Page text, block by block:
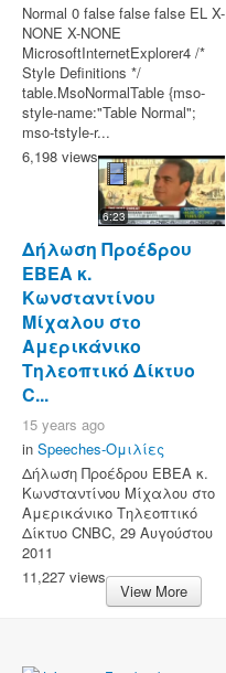
Normal 0 false false false EL X-
NONE X-NONE
MicrosoftInternetExplorer4 /*
Style Definitions */
table.MsoNormalTable {mso-
style-name:"Table Normal";
mso-tstyle-r...
6,198 views
6:23
Δήλωση Προέδρου
ΕΒΕΑ κ.
Κωνσταντίνου
Μίχαλου στο
Αμερικάνικο
Τηλεοπτικό Δίκτυο
C...
15 years ago
in Speeches-Ομιλίες
Δήλωση Προέδρου ΕΒΕΑ κ.
Κωνσταντίνου Μίχαλου στο
Αμερικάνικο Τηλεοπτικό
Δίκτυο CNBC, 29 Αυγούστου
2011
11,227 views
View More